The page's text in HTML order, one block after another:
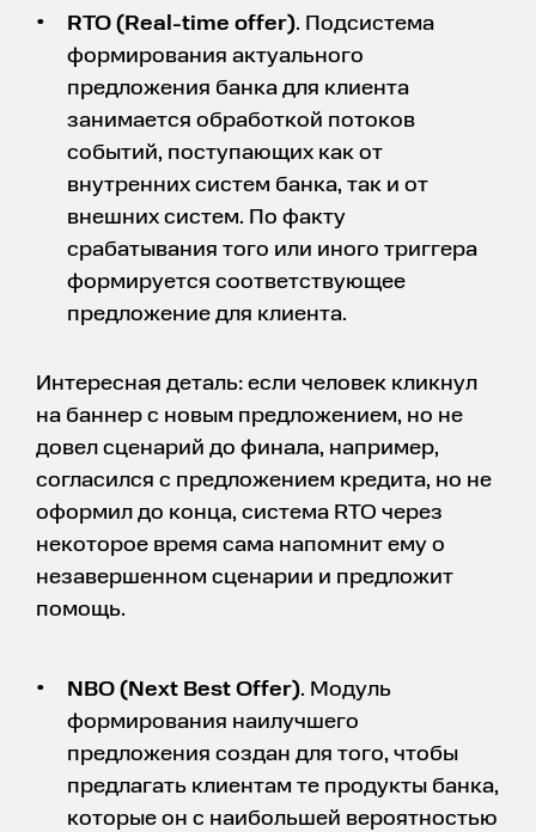
RTO (Real-time offer). Подсистема
формирования актуального
предложения банка для клиента
занимается обработкой потоков
событий, поступающих как от
внутренних систем банка, так и от
внешних систем. По факту
срабатывания того или иного триггера
формируется соответствующее
предложение для клиента.
Интересная деталь: если человек кликнул
на баннер с новым предложением, но не
довел сценарий до финала, например,
согласился с предложением кредита, но не
оформил до конца, система RTO через
некоторое время сама напомнит ему о
незавершенном сценарии и предложит
помощь.
NBO (Next Best Offer). Модуль
формирования наилучшего
предложения создан для того, чтобы
предлагать клиентам те продукты банка,
которые он с наибольшей вероятностью